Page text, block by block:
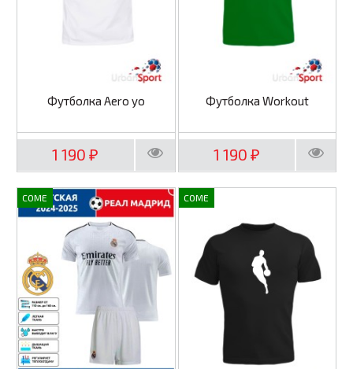
Футболка Aero yo
1 190₽
Футболка Workout
1 190 ₽
COME COME